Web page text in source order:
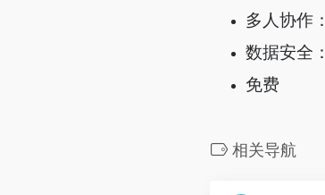
多人协作
数据安全
免费
相关导航